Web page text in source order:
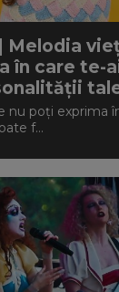
Melodia
în care te-
nu poți exprima
f...